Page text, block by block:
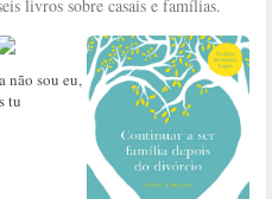
livros sobre casais e famílias.
não sou eu,
tu